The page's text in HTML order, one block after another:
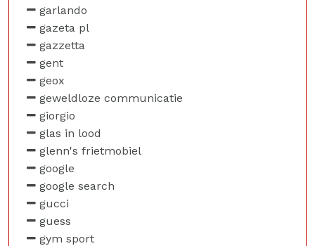
garlando
gazeta pl
gazzetta
gent
geox
geweldloze communicatie
giorgio
glas in lood
glenn's frietmobiel
google
google search
gucci
guess
gym sport